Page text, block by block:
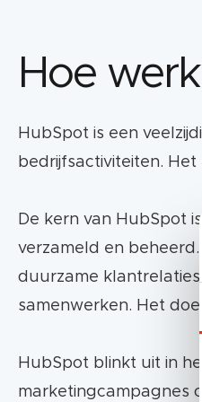
Efficiënter wilt
Je
CRM: Een centraal
Sales: Tools om
Operations:
Hoe
HubSpot is een
bedrijfsactiviteiten.
De kern van HubSpot
verzameld en
duurzame
samenwerken. Het
HubSpot blinkt uit in
marketingcampagnes